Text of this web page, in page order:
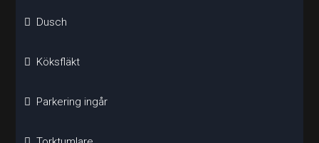
Dusch
Köksfläkt
Parkering ingår